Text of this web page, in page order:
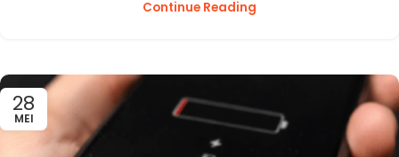
Continue Reading
28
MEI